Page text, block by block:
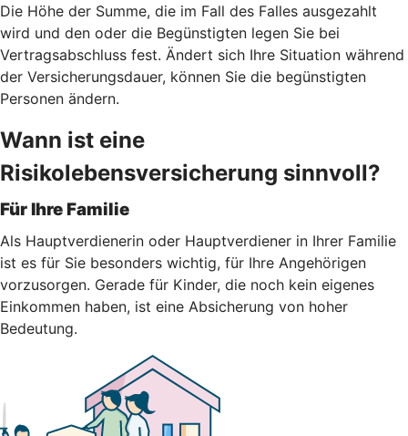
Die Höhe der Summe, die im Fall des Falles ausgezahlt
wird und den oder die Begünstigten legen Sie bei
Vertragsabschluss fest. Ändert sich Ihre Situation während
der Versicherungsdauer, können Sie die begünstigten
Personen ändern.
Wann ist eine
Risikolebensversicherung sinnvoll?
Für Ihre Familie
Als Hauptverdienerin oder Hauptverdiener in Ihrer Familie
ist es für Sie besonders wichtig, für Ihre Angehörigen
vorzusorgen. Gerade für Kinder, die noch kein eigenes
Einkommen haben, ist eine Absicherung von hoher
Bedeutung.